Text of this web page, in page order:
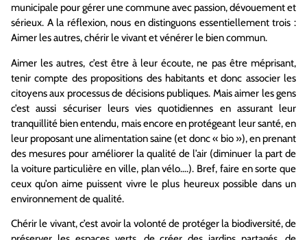
municipale pour gérer une commune avec passion, dévouement et
sérieux. A la réflexion, nous en distinguons essentiellement trois :
Aimer les autres, chérir le vivant et vénérer le bien commun.
Aimer les autres, c’est être à leur écoute, ne pas être méprisant,
tenir compte des propositions des habitants et donc associer les
citoyens aux processus de décisions publiques. Mais aimer les gens
c’est aussi sécuriser leurs vies quotidiennes en assurant leur
tranquillité bien entendu, mais encore en protégeant leur santé, en
leur proposant une alimentation saine (et donc « bio »), en prenant
des mesures pour améliorer la qualité de l’air (diminuer la part de
la voiture particulière en ville, plan vélo….). Bref, faire en sorte que
ceux qu’on aime puissent vivre le plus heureux possible dans un
environnement de qualité.
Chérir le vivant, c’est avoir la volonté de protéger la biodiversité, de